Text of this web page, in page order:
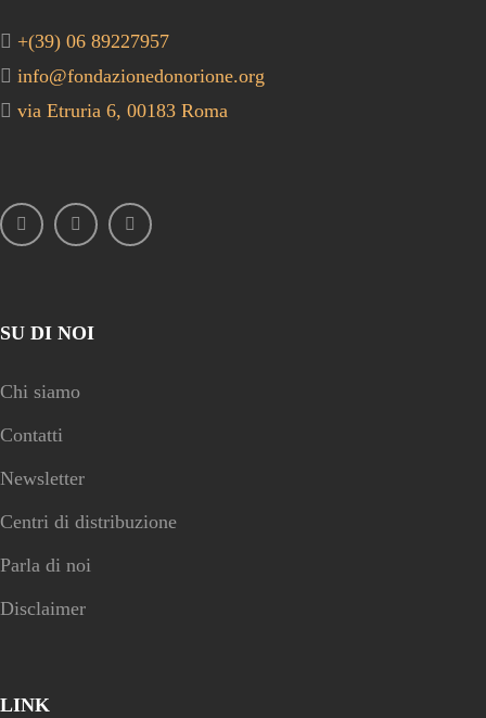
+(39) 06 89227957
info@fondazionedonorione.org
via Etruria 6, 00183 Roma
SU DI NOI
Chi siamo
Contatti
Newsletter
Centri di distribuzione
Parla di noi
Disclaimer
LINK